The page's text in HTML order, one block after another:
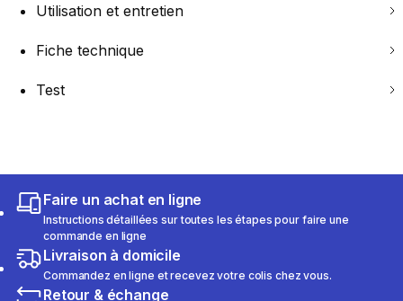
Utilisation et entretien
Fiche technique
Test
Faire un achat en ligne
Instructions détaillées sur toutes les étapes pour faire une
commande en ligne
Livraison à domicile
Commandez en ligne et recevez votre colis chez vous.
Retour & échange